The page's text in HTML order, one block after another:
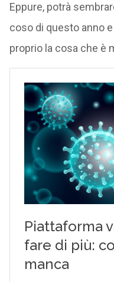
Eppure, potrà
coso di questo anno
proprio la cosa che è